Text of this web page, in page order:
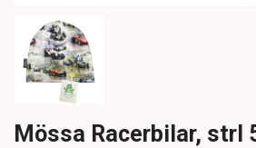
Mössa Racerbilar, strl